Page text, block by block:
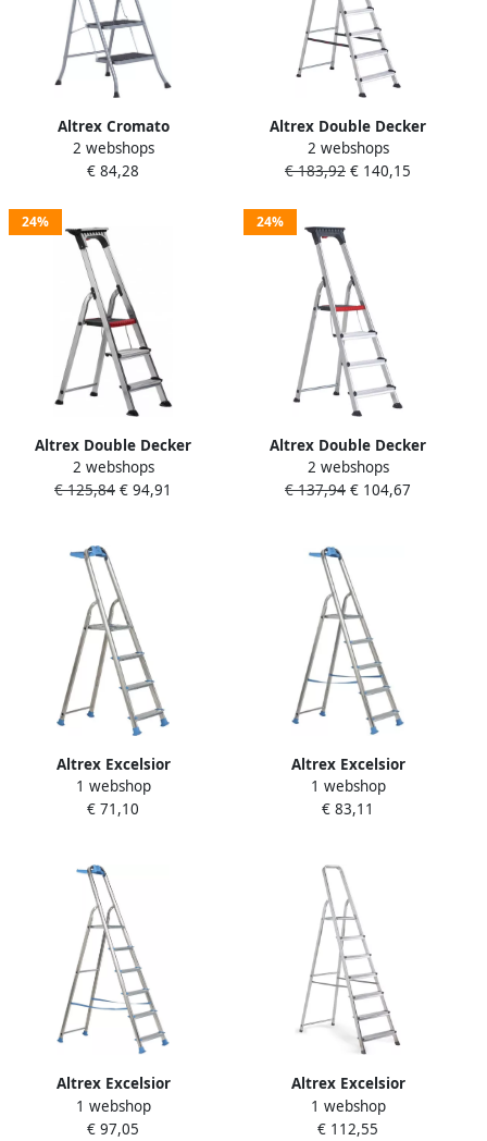
Altrex Cromato
huishoudtrap 3-treeds met
hoge beugel Silver 500951-
2 webshops
€ 84,28
Altrex Double Decker
Huishoudtrap | 6-Treeds
501106
2 webshops
€ 183,92 € 140,15
24%
Altrex Double Decker
huishoudtrap 3-treeds
501103
2 webshops
€ 125,84 € 94,91
24%
Altrex Double Decker
huishoudtrap 4-treeds
501104
2 webshops
€ 137,94 € 104,67
Altrex Excelsior
huishoudtrap Handy+ 4-
treeds 500254
1 webshop
€ 71,10
Altrex Excelsior
huishoudtrap Handy+ 5-
treeds 500255
1 webshop
€ 83,11
Altrex Excelsior
huishoudtrap Handy+ 6-
treeds 500256
1 webshop
€ 97,05
Altrex Excelsior
huishoudtrap Handy 7-
treeds 500247
1 webshop
€ 112,55